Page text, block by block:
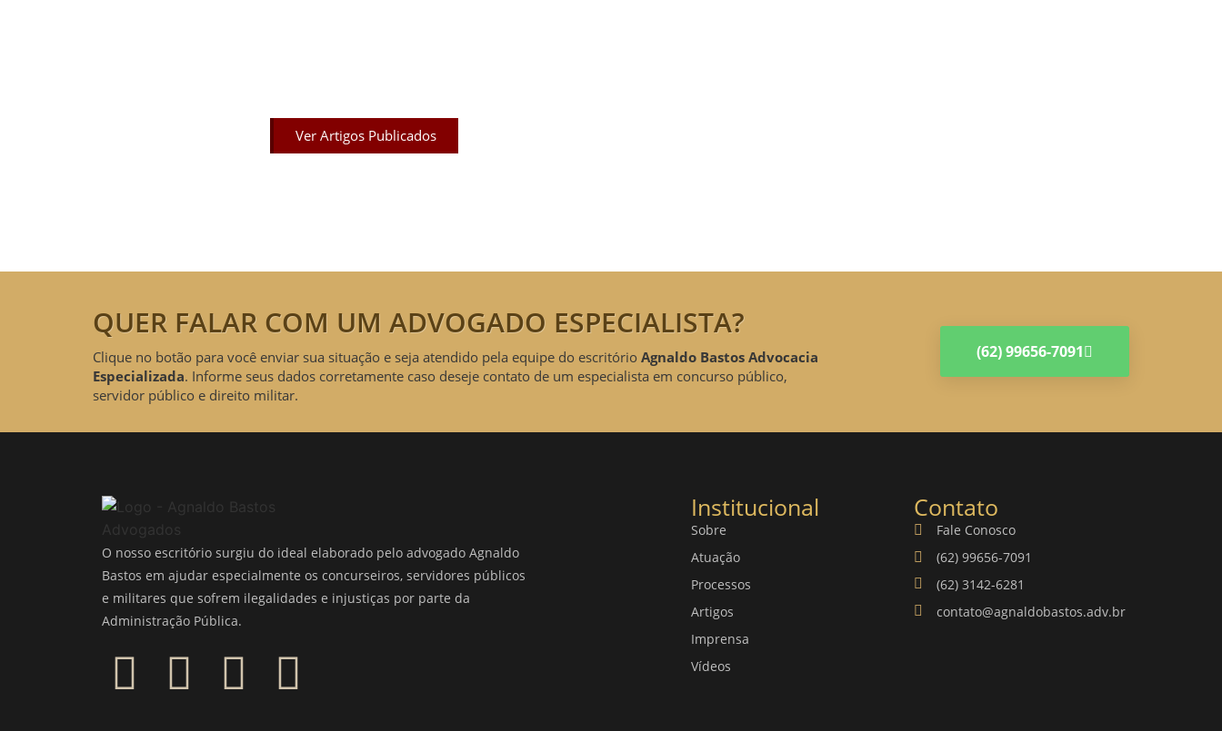
Ver Artigos Publicados
QUER FALAR COM UM ADVOGADO ESPECIALISTA?
Clique no botão para você enviar sua situação e seja atendido pela equipe do escritório Agnaldo Bastos Advocacia
Especializada. Informe seus dados corretamente caso deseje contato de um especialista em concurso público,
servidor público e direito militar.
(62) 99656-7091
O nosso escritório surgiu do ideal elaborado pelo advogado Agnaldo
Bastos em ajudar especialmente os concurseiros, servidores públicos
e militares que sofrem ilegalidades e injustiças por parte da
Administração Pública.
Institucional
Sobre
Atuação
Processos
Artigos
Imprensa
Vídeos
Contato
Fale Conosco
(62) 99656-7091
(62) 3142-6281
contato@agnaldobastos.adv.br